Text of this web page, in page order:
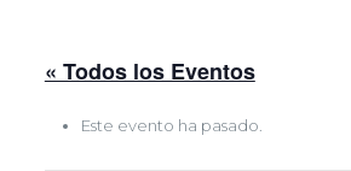
« Todos los Eventos
Este evento ha pasado.